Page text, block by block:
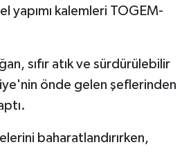
yapımı kalemleri TOGEM-
sıfır atık ve sürdürülebilir
önde gelen şeflerinden
baharatlandırırken,